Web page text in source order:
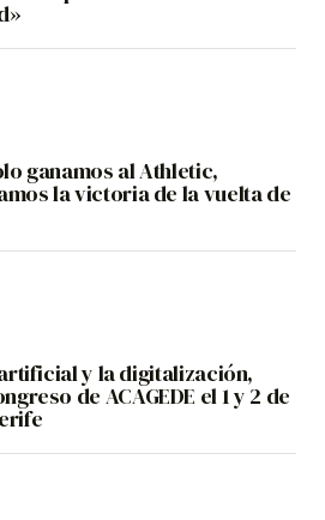
ganamos al Athletic,
la victoria de la vuelta de
y la digitalización,
de ACAGEDE el 1 y 2 de